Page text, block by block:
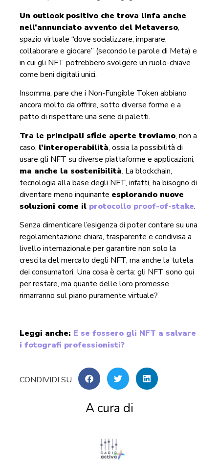
Un outlook positivo che trova linfa anche
nell’annunciato avvento del Metaverso,
spazio virtuale “dove socializzare, imparare,
collaborare e giocare” (secondo le parole di Meta) e
in cui gli NFT potrebbero svolgere un ruolo-chiave
come beni digitali unici.
Insomma, pare che i Non-Fungible Token abbiano
ancora molto da offrire, sotto diverse forme e a
patto di rispettare una serie di paletti.
Tra le principali sfide aperte troviamo, non a
caso, l’interoperabilità, ossia la possibilità di
usare gli NFT su diverse piattaforme e applicazioni,
ma anche la sostenibilità. La blockchain,
tecnologia alla base degli NFT, infatti, ha bisogno di
diventare meno inquinante esplorando nuove
soluzioni come il protocollo proof-of-stake.
Senza dimenticare l’esigenza di poter contare su una
regolamentazione chiara, trasparente e condivisa a
livello internazionale per garantire non solo la
crescita del mercato degli NFT, ma anche la tutela
dei consumatori. Una cosa è certa: gli NFT sono qui
per restare, ma quante delle loro promesse
rimarranno sul piano puramente virtuale?
Leggi anche: E se fossero gli NFT a salvare
i fotografi professionisti?
A cura di